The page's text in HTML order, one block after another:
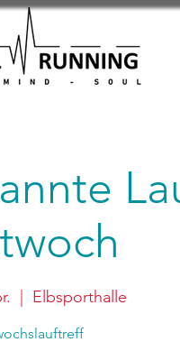
Elbsporthalle